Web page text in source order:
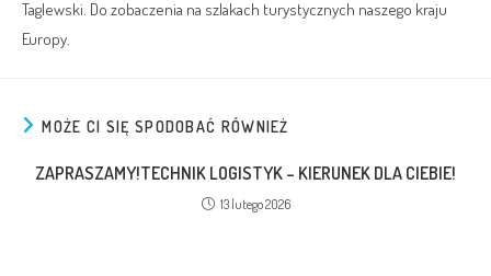
Taglewski. Do zobaczenia na szlakach turystycznych naszego kraju
Europy.
MOŻE CI SIĘ SPODOBAĆ RÓWNIEŻ
ZAPRASZAMY!TECHNIK LOGISTYK – KIERUNEK DLA CIEBIE!
13 lutego 2026